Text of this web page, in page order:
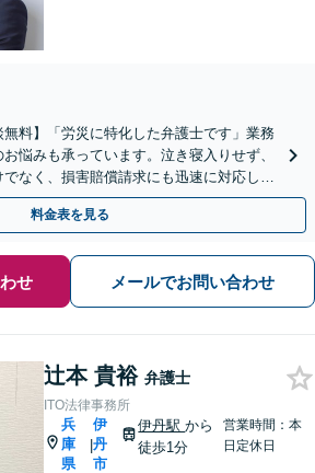
無料】「労災に特化した弁護士です」業務
悩みも承っています。泣き寝入りせず、
なく、損害賠償請求にも迅速に対応しま
全個室】【塚口駅２分】
料金表を見る
せ メールでお問い合わせ
辻本 貴裕 弁護士
ITO法律事務所
兵
庫
県
|
伊
丹
市
伊丹駅から
徒歩1分
営業時間：本
日定休日